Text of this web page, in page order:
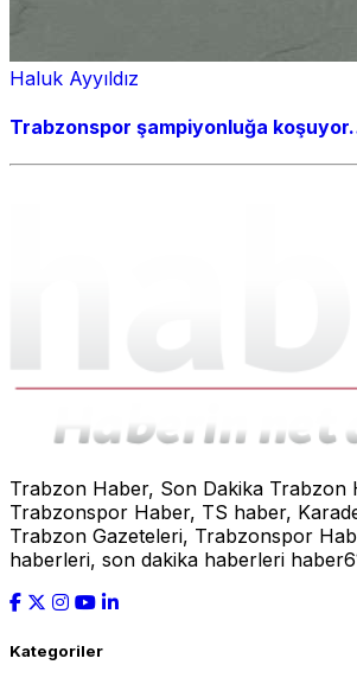
Haluk Ayyıldız
Trabzonspor şampiyonluğa
Trabzon Haber, Son Dakika Trabzon
Trabzonspor Haber, TS haber,
Trabzon Gazeteleri, Trabzonspor
haberleri, son dakika haberleri
Kategoriler